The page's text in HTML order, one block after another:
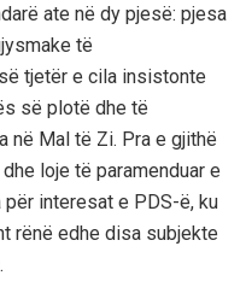
ate në dy pjesë: pjesa
të
tjetër e cila insistonte
së plotë dhe të
në Mal të Zi. Pra e gjithë
loje të paramenduar e
interesat e PDS-ë, ku
rënë edhe disa subjekte